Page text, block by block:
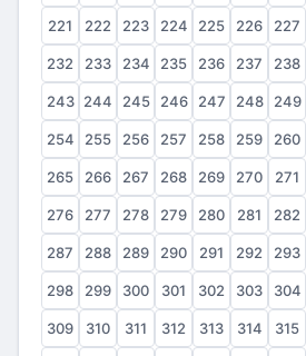
221 222 223 224 225 226 227
232 233 234 235 236 237 238
243 244 245 246 247 248 249
254 255 256 257 258 259 260
265 266 267 268 269 270 271
276 277 278 279 280 281 282
287 288 289 290 291 292 293
298 299 300 301 302 303 304
309 310 311 312 313 314 315